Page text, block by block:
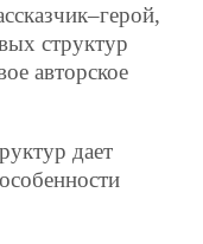
структур
авторское
дает